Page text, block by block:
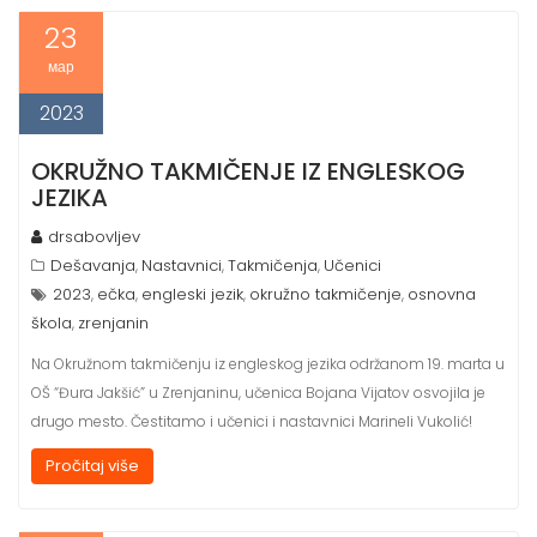
23
мар
2023
OKRUŽNO TAKMIČENJE IZ ENGLESKOG
JEZIKA
drsabovljev
Dešavanja, Nastavnici,Takmičenja, Učenici
2023, ečka, engleski jezik, okružno takmičenje, osnovna
škola, zrenjanin
Na Okružnom takmičenju iz engleskog jezika održanom 19. marta u
OŠ “Đura Jakšić” u Zrenjaninu, učenica Bojana Vijatov osvojila je
drugo mesto. Čestitamo i učenici i nastavnici Marineli Vukolić!
Pročitaj više